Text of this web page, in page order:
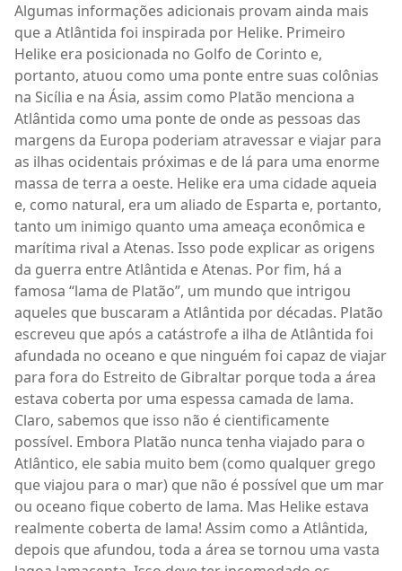
Algumas informações adicionais provam ainda mais
que a Atlântida foi inspirada por Helike. Primeiro
Helike era posicionada no Golfo de Corinto e,
portanto, atuou como uma ponte entre suas colônias
na Sicília e na Ásia, assim como Platão menciona a
Atlântida como uma ponte de onde as pessoas das
margens da Europa poderiam atravessar e viajar para
as ilhas ocidentais próximas e de lá para uma enorme
massa de terra a oeste. Helike era uma cidade aqueia
e, como natural, era um aliado de Esparta e, portanto,
tanto um inimigo quanto uma ameaça econômica e
marítima rival a Atenas. Isso pode explicar as origens
da guerra entre Atlântida e Atenas. Por fim, há a
famosa “lama de Platão”, um mundo que intrigou
aqueles que buscaram a Atlântida por décadas. Platão
escreveu que após a catástrofe a ilha de Atlântida foi
afundada no oceano e que ninguém foi capaz de viajar
para fora do Estreito de Gibraltar porque toda a área
estava coberta por uma espessa camada de lama.
Claro, sabemos que isso não é cientificamente
possível. Embora Platão nunca tenha viajado para o
Atlântico, ele sabia muito bem (como qualquer grego
que viajou para o mar) que não é possível que um mar
ou oceano fique coberto de lama. Mas Helike estava
realmente coberta de lama! Assim como a Atlântida,
depois que afundou, toda a área se tornou uma vasta